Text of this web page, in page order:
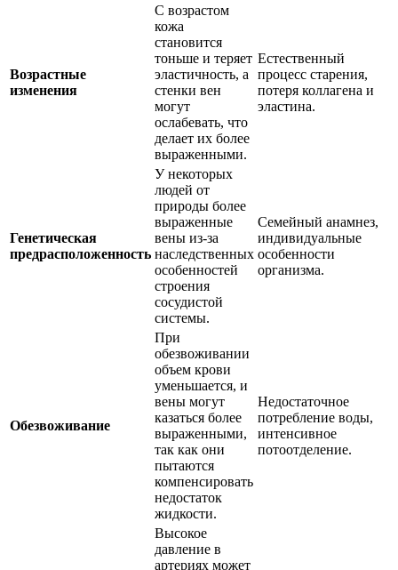
Возрастные
изменения
С возрастом
кожа
становится
тоньше и теряет
эластичность, а
стенки вен
могут
ослабевать, что
делает их более
выраженными.
Естественный
процесс старения,
потеря коллагена и
эластина.
Генетическая
предрасположенность
У некоторых
людей от
природы более
выраженные
вены из-за
наследственных
особенностей
строения
сосудистой
системы.
Семейный анамнез,
индивидуальные
особенности
организма.
Обезвоживание
При
обезвоживании
объем крови
уменьшается, и
вены могут
казаться более
выраженными,
так как они
пытаются
компенсировать
недостаток
жидкости.
Недостаточное
потребление воды,
интенсивное
потоотделение.
Высокое
давление в
артериях может